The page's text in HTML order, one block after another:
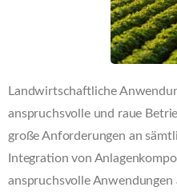
Landwirtschaftliche
anspruchsvolle und raue
große Anforderungen an
Integration von
anspruchsvolle Anwendungen